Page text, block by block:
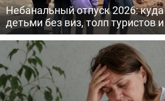
Небанальный отпуск 2026:
детьми без виз, толп туристов